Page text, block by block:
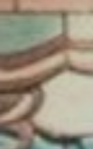
プレスリリ
MM TOWN
みなとみら
横浜みなと
社団概要
概要
定款
エリアマ
みなとみ